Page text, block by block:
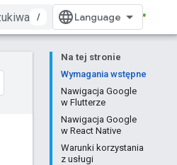
/
Na tej stronie
Wymagania wstępne
Nawigacja Google
w Flutterze
Nawigacja Google
w React Native
Warunki korzystania
z usługi